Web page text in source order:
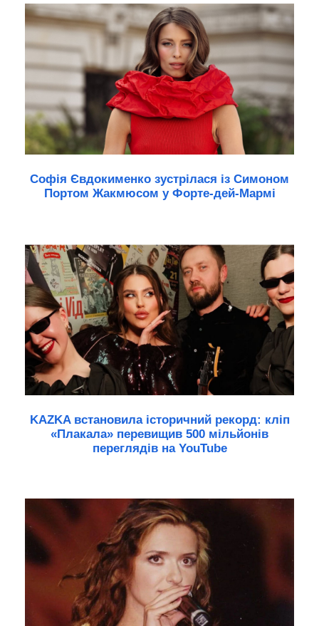
Софія Євдокименко зустрілася із Симоном
Портом Жакмюсом у Форте-дей-Мармі
KAZKA встановила історичний рекорд: кліп
«Плакала» перевищив 500 мільйонів
переглядів на YouTube